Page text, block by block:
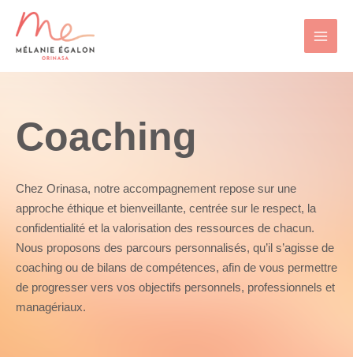
contenu
Coaching
Chez Orinasa, notre accompagnement repose sur une
approche éthique et bienveillante, centrée sur le respect, la
confidentialité et la valorisation des ressources de chacun.
Nous proposons des parcours personnalisés, qu’il s’agisse de
coaching ou de bilans de compétences, afin de vous permettre
de progresser vers vos objectifs personnels, professionnels et
managériaux.